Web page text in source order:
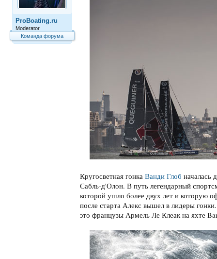
ProBoating.ru
Moderator
Команда форума
Кругосветная гонка Ванди Глоб началась
Сабль-д'Олон. В путь легендарный
которой ушло более двух лет и которую
после старта Алекс вышел в лидеры
это французы Армель Ле Клеак на яхте